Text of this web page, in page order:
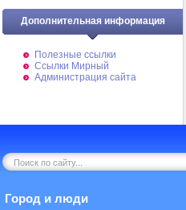
Дополнительная информация
Полезные ссылки
Ссылки Мирный
Администрация сайта
Город и люди